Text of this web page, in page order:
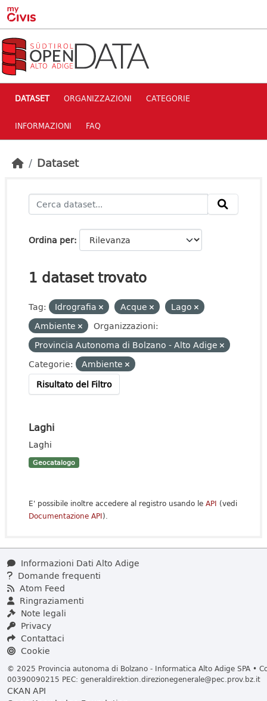
Skip to main content
DATASET ORGANIZZAZIONI CATEGORIE
INFORMAZIONI FAQ
Dataset
Ordina per
1 dataset trovato
Tag: Idrografia Acque
Lago
Ambiente
Organizzazioni:
Provincia Autonoma di Bolzano - Alto Adige
Categorie:
Ambiente
Risultato del Filtro
Laghi
Laghi
Geocatalogo
E' possibile inoltre accedere al registro usando le API (vedi
Documentazione API).
Informazioni Dati Alto Adige
Domande frequenti
Atom Feed
Ringraziamenti
Note legali
Privacy
Contattaci
Cookie
© 2025 Provincia autonoma di Bolzano - Informatica Alto Adige SPA •
00390090215 PEC: generaldirektion.direzionegenerale@pec.prov.bz.it
CKAN API